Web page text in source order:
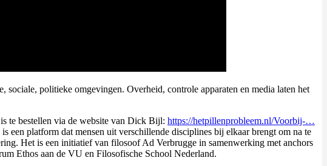
sociale, politieke omgevingen. Overheid, controle apparaten en media laten het
te bestellen via de website van Dick Bijl: https://hetpillenprobleem.nl/Voorbij-…
platform dat mensen uit verschillende disciplines bij elkaar brengt om na te
Het is een initiatief van filosoof Ad Verbrugge in samenwerking met anchors
Ethos aan de VU en Filosofische School Nederland.